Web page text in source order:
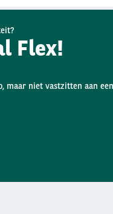
Flex!
maar niet vastzitten aan